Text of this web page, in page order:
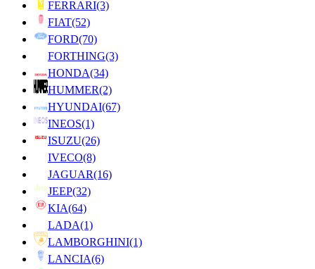
FERRARI(3)
FIAT(52)
FORD(70)
FORTHING(3)
HONDA(34)
HUMMER(2)
HYUNDAI(67)
INEOS(1)
ISUZU(26)
IVECO(8)
JAGUAR(16)
JEEP(32)
KIA(64)
LADA(1)
LAMBORGHINI(1)
LANCIA(6)